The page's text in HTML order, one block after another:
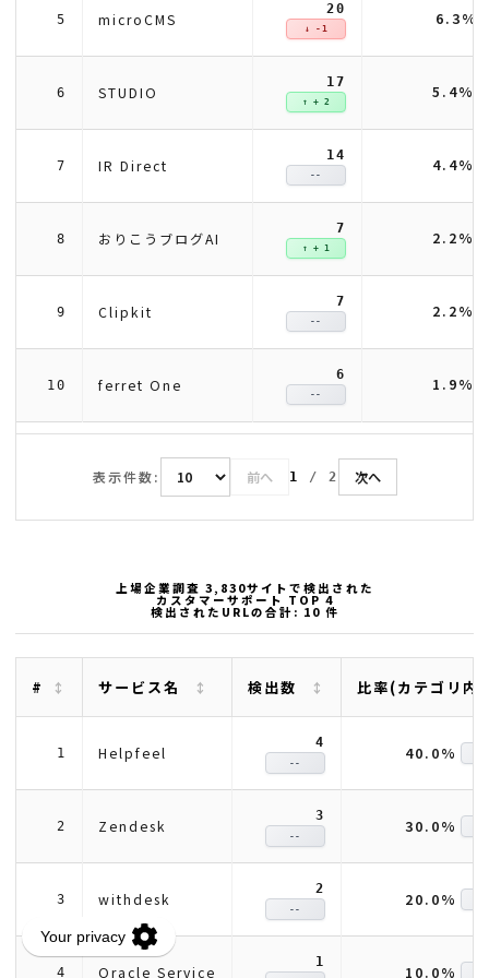
5 microCMS
20
↓ -1 6.3%
6 STUDIO
17
↑ + 2 5.4%
7 IR Direct
14
-- 4.4%
8 おりこうブログAI
7
↑ + 1 2.2%
9 Clipkit
7
-- 2.2%
10 ferret One
6
-- 1.9%
表示件数: 前へ 1 / 2 次へ
上場企業調査 3,830サイトで検出された
カスタマーサポート TOP 4
検出されたURLの合計: 10 件
# サービス名 検出数 比率(カテゴリ
1 Helpfeel
4
-- 40.0%
2 Zendesk
3
-- 30.0%
3 withdesk
2
-- 20.0%
4 Oracle Service
1
10.0%